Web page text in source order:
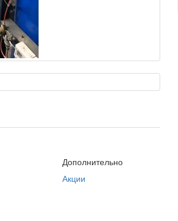
Дополнительно
Акции